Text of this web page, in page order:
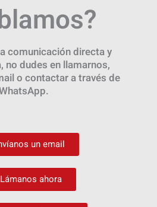
comunicación directa y
no dudes en llamarnos,
o contactar a través de
un email
ahora